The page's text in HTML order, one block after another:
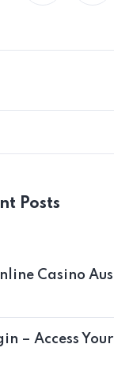
Posts
Casino
– Access